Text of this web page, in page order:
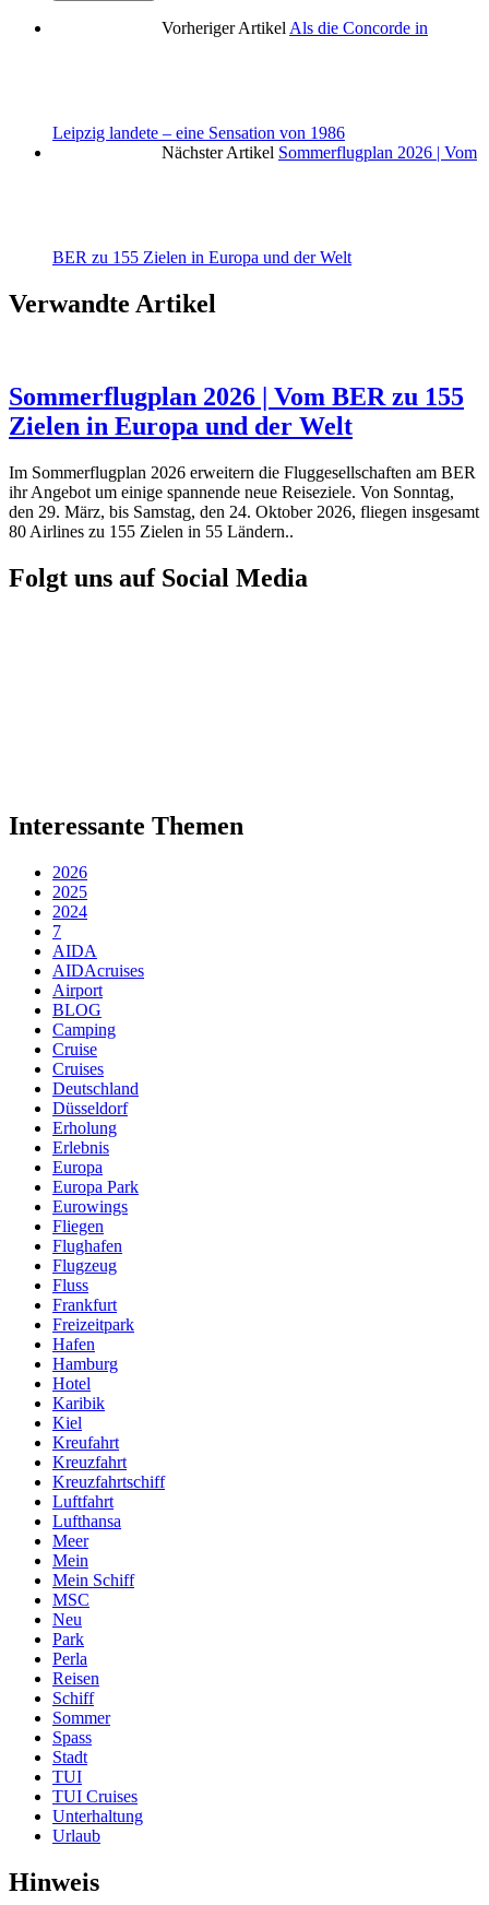
Vorheriger ArtikelAls die Concorde in
Leipzig landete – eine Sensation von 1986
Nächster Artikel Sommerflugplan 2026 | Vom
BER zu 155 Zielen in Europa und der Welt
Verwandte Artikel
Sommerflugplan 2026 | Vom BER zu 155
Zielen in Europa und der Welt
Im Sommerflugplan 2026 erweitern die Fluggesellschaften am BER
ihr Angebot um einige spannende neue Reiseziele. Von Sonntag,
den 29. März, bis Samstag, den 24. Oktober 2026, fliegen insgesamt
80 Airlines zu 155 Zielen in 55 Ländern..
Folgt uns auf Social Media
Interessante Themen
2026
2025
2024
7
AIDA
AIDAcruises
Airport
BLOG
Camping
Cruise
Cruises
Deutschland
Düsseldorf
Erholung
Erlebnis
Europa
Europa Park
Eurowings
Fliegen
Flughafen
Flugzeug
Fluss
Frankfurt
Freizeitpark
Hafen
Hamburg
Hotel
Karibik
Kiel
Kreufahrt
Kreuzfahrt
Kreuzfahrtschiff
Luftfahrt
Lufthansa
Meer
Mein
Mein Schiff
MSC
Neu
Park
Perla
Reisen
Schiff
Sommer
Spass
Stadt
TUI
TUI Cruises
Unterhaltung
Urlaub
Hinweis